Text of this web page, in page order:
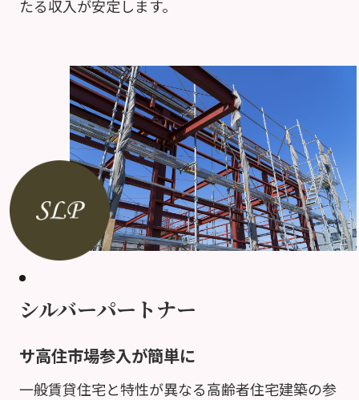
たる収入が安定します。
シルバーパートナー
サ高住市場参入が簡単に
一般賃貸住宅と特性が異なる高齢者住宅建築の参